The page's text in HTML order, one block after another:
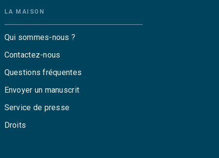
LA MAISON
Qui sommes-nous ?
Contactez-nous
Questions fréquentes
Envoyer un manuscrit
Service de presse
Droits